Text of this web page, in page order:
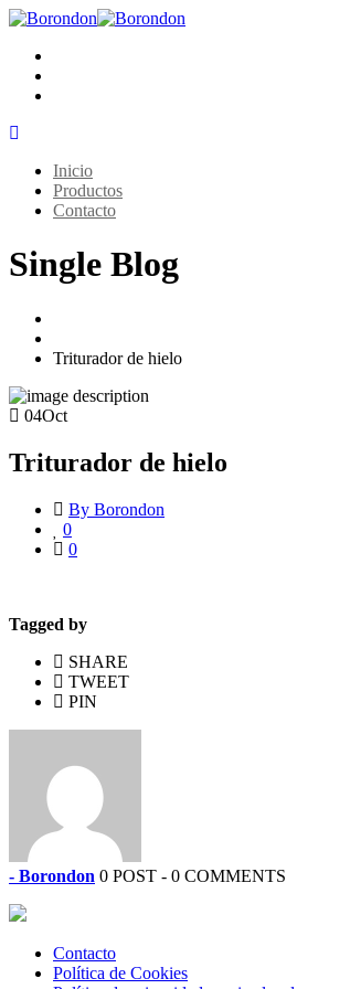
Inicio
Productos
Contacto
Single Blog
Triturador de hielo
04Oct
Triturador de hielo
By Borondon
0
0
Tagged by
SHARE
TWEET
PIN
- Borondon 0 POST - 0 COMMENTS
Contacto
Política de Cookies